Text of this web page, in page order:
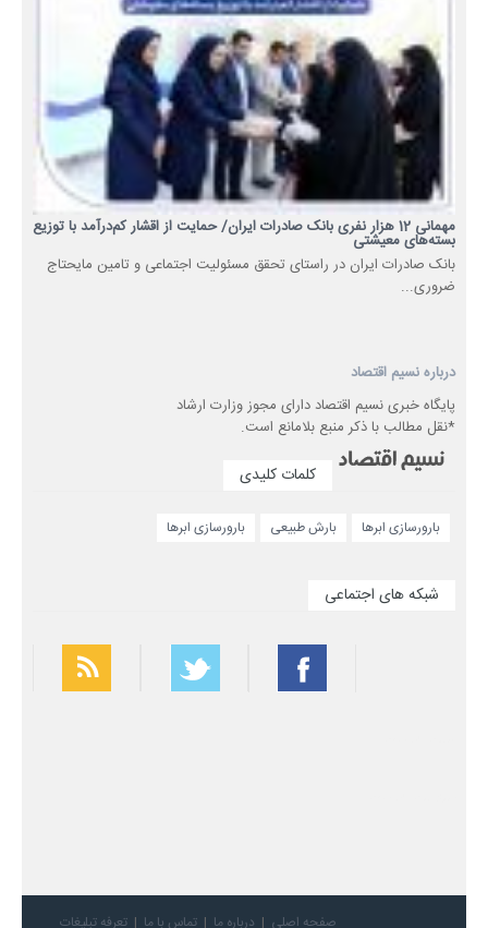
مهمانی 12 هزار نفری بانک صادرات ایران/ حمایت از اقشار کم‌درآمد با توزیع
بسته‌های معیشتی
​بانک صادرات ایران در راستای تحقق مسئولیت اجتماعی و تامین مایحتاج
ضروری...
درباره نسیم اقتصاد
پایگاه خبری نسیم اقتصاد دارای مجوز وزارت ارشاد
*نقل مطالب با ذکر منبع بلامانع است.
کلمات کلیدی
بارورسازی ابرها بارش طبیعی بارورسازی ابرها
شبکه های اجتماعی
تعرفه تبلیغات تماس با ما درباره ما صفحه اصلی